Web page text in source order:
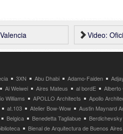
Video: Oficinas
3XN Abu Dhabi Adamo-Faiden
Ai Weiwei Aires Mateus al bordE
Alberto
Williams APOLLO Architects
Apollo
at.103 Atelier Bow-Wow
Austin Maynard
Belgica Benedetta Tagliabue
Bienal de Arquitectura de Buenos Aires